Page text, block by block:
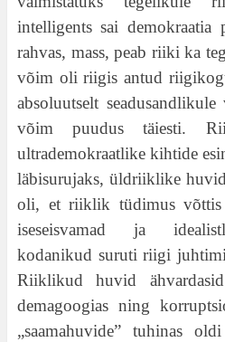
intelligents sai
rahvas, mass, peab riiki ka
võim oli riigis antud
absoluutselt
võim puudus täiesti.
ultrademokraatlike kihtide
läbisurujaks, üldriiklike
oli, et riiklik tüdimus võttis
iseseisvamad ja
kodanikud suruti riigi
Riiklikud huvid
demagoogias ning
„saamahuvide” tuhinas